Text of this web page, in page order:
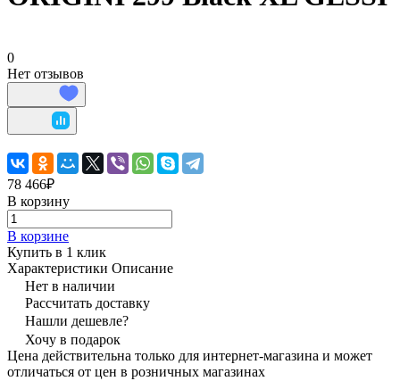
0
Нет отзывов
78 466₽
В корзину
В корзине
Купить в 1 клик
Характеристики Описание
Нет в наличии
Рассчитать доставку
Нашли дешевле?
Хочу в подарок
Цена действительна только для интернет-магазина и может
отличаться от цен в розничных магазинах